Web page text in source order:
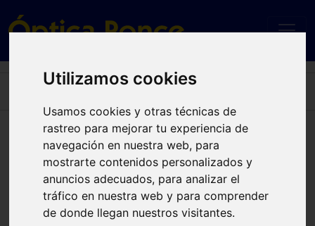
Utilizamos cookies
Usamos cookies y otras técnicas de
rastreo para mejorar tu experiencia de
navegación en nuestra web, para
mostrarte contenidos personalizados y
anuncios adecuados, para analizar el
tráfico en nuestra web y para comprender
de donde llegan nuestros visitantes.
RB2241 WAYFARER WAY 133371 54